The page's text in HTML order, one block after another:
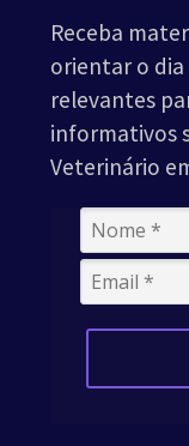
Receba
orientar o dia
relevantes
informativos
Veterinário